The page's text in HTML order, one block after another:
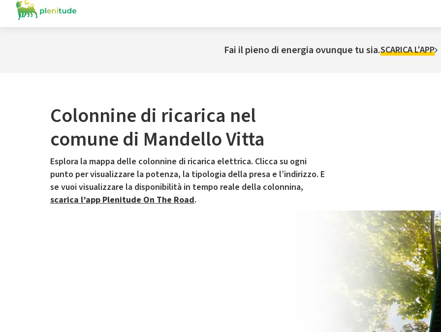
Fai il pieno di energia ovunque tu sia.SCARICA L'APP
Colonnine di ricarica nel
comune di Mandello Vitta
Esplora la mappa delle colonnine di ricarica elettrica. Clicca su ogni
punto per visualizzare la potenza, la tipologia della presa e l’indirizzo. E
se vuoi visualizzare la disponibilità in tempo reale della colonnina,
scarica l’app Plenitude On The Road.
Il servizio di mobilità elettrica è gestito da Plenitude On The Road